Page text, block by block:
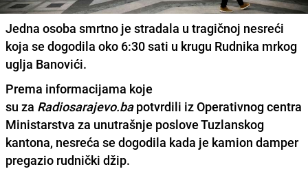
Jedna osoba smrtno je stradala u tragičnoj nesreći
koja se dogodila oko 6:30 sati u krugu Rudnika mrkog
uglja Banovići.
Prema informacijama koje
su za Radiosarajevo.bapotvrdili iz Operativnog centra
Ministarstva za unutrašnje poslove Tuzlanskog
kantona, nesreća se dogodila kada je kamion damper
pregazio rudnički džip.